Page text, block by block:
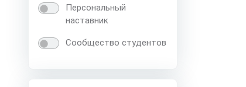
Персональный
наставник
Сообщество студентов